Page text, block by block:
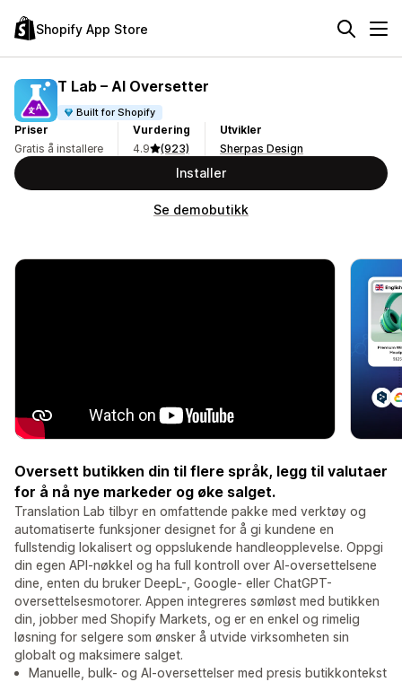
Shopify App Store
T Lab – AI Oversetter
Built for Shopify
Priser
Gratis å installere
Vurdering
4.9
(923)
Utvikler
Sherpas Design
Installer
Se demobutikk
Oversett butikken din til flere språk, legg til valutaer
for å nå nye markeder og øke salget.
Translation Lab tilbyr en omfattende pakke med verktøy og
automatiserte funksjoner designet for å gi kundene en
fullstendig lokalisert og oppslukende handleopplevelse. Oppgi
din egen API-nøkkel og ha full kontroll over AI-oversettelsene
dine, enten du bruker DeepL-, Google- eller ChatGPT-
oversettelsesmotorer. Appen integreres sømløst med butikken
din, jobber med Shopify Markets, og er en enkel og rimelig
løsning for selgere som ønsker å utvide virksomheten sin
globalt og maksimere salget.
Manuelle, bulk- og AI-oversettelser med presis butikkontekst